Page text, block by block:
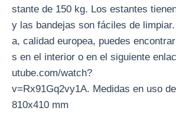
stante de 150 kg. Los estantes
y las bandejas son fáciles de
a, calidad europea, puedes
s en el interior o en el siguiente
utube.com/watch?
v=Rx91Gq2vy1A. Medidas en uso
810x410 mm